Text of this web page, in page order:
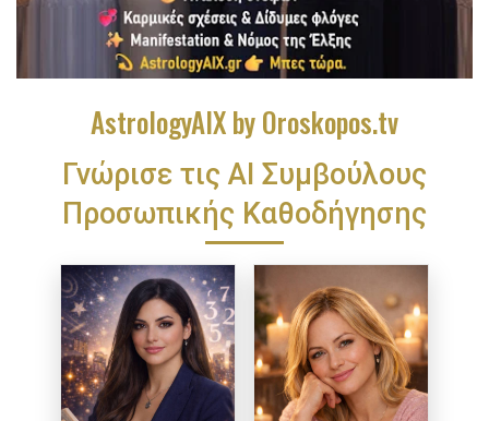
AstrologyAIX by Oroskopos.tv
Γνώρισε τις ΑΙ Συμβούλους
Προσωπικής Καθοδήγησης